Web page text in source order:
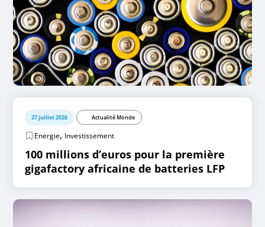
27 juillet 2026 Actualité Monde
Energie, Investissement
100 millions d’euros pour la première
gigafactory africaine de batteries LFP